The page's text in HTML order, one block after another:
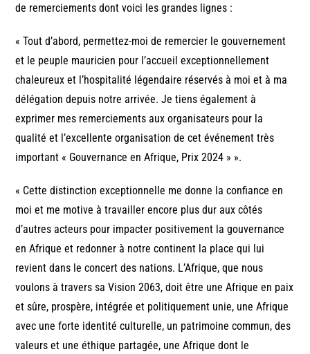
de remerciements dont voici les grandes lignes :
« Tout d’abord, permettez-moi de remercier le gouvernement
et le peuple mauricien pour l’accueil exceptionnellement
chaleureux et l’hospitalité légendaire réservés à moi et à ma
délégation depuis notre arrivée. Je tiens également à
exprimer mes remerciements aux organisateurs pour la
qualité et l’excellente organisation de cet événement très
important « Gouvernance en Afrique, Prix 2024 » ».
« Cette distinction exceptionnelle me donne la confiance en
moi et me motive à travailler encore plus dur aux côtés
d’autres acteurs pour impacter positivement la gouvernance
en Afrique et redonner à notre continent la place qui lui
revient dans le concert des nations. L’Afrique, que nous
voulons à travers sa Vision 2063, doit être une Afrique en paix
et sûre, prospère, intégrée et politiquement unie, une Afrique
avec une forte identité culturelle, un patrimoine commun, des
valeurs et une éthique partagée, une Afrique dont le